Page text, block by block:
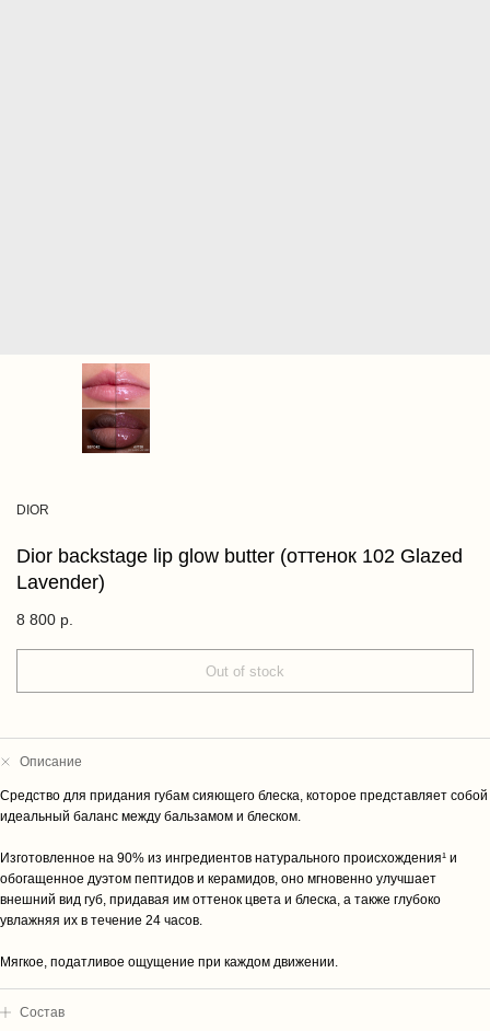
Dior backstage lip glow butter (оттенок 102 Glazed
Lavender)
DIOR
8 800 р.
Out of stock
Описание
Cредство для придания губам сияющего блеска, которое представляет собой
идеальный баланс между бальзамом и блеском.
Изготовленное на 90% из ингредиентов натурального происхождения¹ и
обогащенное дуэтом пептидов и керамидов, оно мгновенно улучшает
внешний вид губ, придавая им оттенок цвета и блеска, а также глубоко
увлажняя их в течение 24 часов.
Мягкое, податливое ощущение при каждом движении.
Cостав